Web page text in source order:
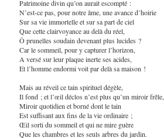
Patrimoine divin qu’on aurait escompté :
N’est-ce pas, pour notre âme, une avance d’hoirie
Sur sa vie immortelle et sur sa part de ciel
Que cette clairvoyance au delà du réel,
Ô prunelles soudain devenant plus lucides ?
Car le sommeil, pour y capturer l’horizon,
A versé sur leur plaque inerte ses acides,
Et l’homme endormi voit par delà sa maison !
Mais au réveil ce tain spirituel dégèle,
Il fond ; et l’œil déclos n’est plus qu’un miroir frêle,
Miroir quotidien et borné dont le tain
Est suffisant aux fins de la vie ordinaire ;
Œil sorti du sommeil et qui ne mire guère
Que les chambres et les seuls arbres du jardin.